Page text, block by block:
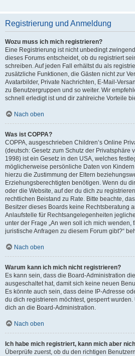
Registrierung und Anmeldung
Wozu muss ich mich registrieren?
Eine Registrierung ist nicht unbedingt
dieses Forums entscheidet, ob du registriert
schreiben. Auf jeden Fall erhältst du als
zusätzliche Funktionen, die Gästen nicht zur
Avatarbilder, Private Nachrichten, E-Mail-
zu Benutzergruppen und so weiter. Wir
schnell erledigt ist und dir zahlreiche Vorteile
Nach oben
Was ist COPPA?
COPPA, ausgeschrieben Children’s Online
(deutsch: Gesetz zum Schutz der Privatsphäre
1998) ist ein Gesetz in den USA, welches
möglicherweise persönliche Daten von
hierzu die Zustimmung der Eltern
Erziehungsberechtigten benötigen. Wenn du
oder die Website, auf der du dich zu
rechtlichen Beistand zu Rate. Bitte beachte,
Besitzer dieses Boards keine Rechtsberatung
Anlaufstelle für Rechtsangelegenheiten
unter der Frage „An wen soll ich mich wenden,
juristische Anfragen zu diesem Forum gibt?“
Nach oben
Warum kann ich mich nicht registrieren?
Es kann sein, dass die Board-Administration
ausgeschaltet hat, damit sich keine neuen
Es könnte auch sein, dass deine IP-Adresse
du dich registrieren möchtest, gesperrt
dich an die Board-Administration.
Nach oben
Ich habe mich registriert, kann mich aber
Überprüfe zuerst, ob du den richtigen